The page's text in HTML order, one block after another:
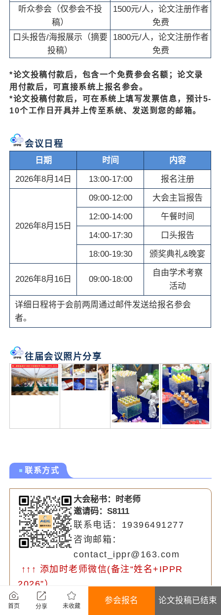
听众参会（仅参会不投
稿）
1500元/人，论文注册作者
免费
口头报告/海报展示（摘要
投稿）
1800元/人，论文注册作者
免费
*论文投稿付款后，包含一个免费参会名额；论文录
用付款后，可直接系统上报名参会。
*论文投稿付款后，可在系统上填写发票信息，预计5-
10个工作日开具并上传至系统、发送到您的邮箱。
会议日程
日期 时间
内容
2026年8月14日
13:00-17:00 报名注册
2026年8月15日
09:00-12:00
大会主旨报告
12:00-14:00
午餐时间
14:00-17:30
口头报告
18:00-19:30
颁奖典礼&晚宴
2026年8月16日 09:00-18:00
自由学术考察
活动
详细日程将于会前两周通过邮件发送给报名参会
者。
往届会议照片分享
联系方式
大会秘书：时老师
邀请码：S8111
联系电话：19396491277
咨询邮箱：
contact_ippr@163.com
↑↑↑ 添加时老师微信(备注“姓名+IPPR
2026”）
*投稿、参会需要填写邀请码，方便进行审
首页 分享 未收藏
参会报名 论文投稿已结束